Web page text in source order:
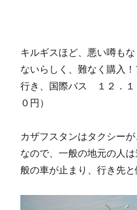
キルギスほど、悪い噂も
ないらしく、難なく購入
行き、国際バス １２．
０円）
カザフスタンはタクシー
なので、一般の地元の人
般の車が止まり、行き先と